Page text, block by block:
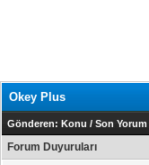
Okey Plus
Gönderen: Konu / Son Yorum
Forum Duyuruları